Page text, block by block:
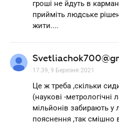
гроші не йдуть в
прийміть людське
жити....
17.39, 9 Березня 2021
Це ж треба ,скільки
(наукові -метрологічні
мільйонів забирають
пояснення ,так смішно